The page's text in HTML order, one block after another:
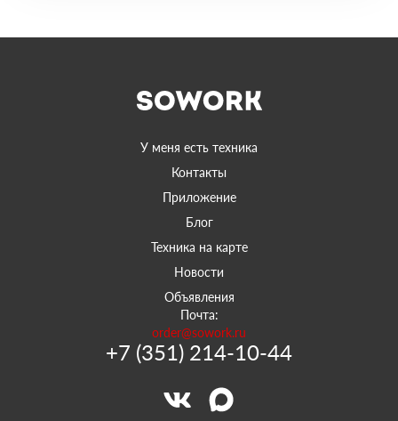
У меня есть техника
Контакты
Приложение
Блог
Техника на карте
Новости
Объявления
Почта:
order@sowork.ru
+7 (351) 214-10-44